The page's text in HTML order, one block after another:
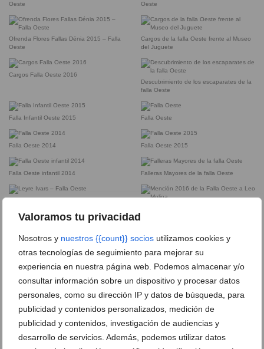
Valoramos tu privacidad
Nosotros y nuestros {{count}} socios utilizamos cookies y
otras tecnologías de seguimiento para mejorar su
experiencia en nuestra página web. Podemos almacenar y/o
consultar información sobre un dispositivo y procesar datos
personales, como su dirección IP y datos de búsqueda, para
publicidad y contenidos personalizados, medición de
publicidad y contenidos, investigación de audiencias y
desarrollo de servicios. Además, podemos utilizar datos
Oeste
Oeste
Ofrenda Flores Fallas Dénia 2015 – Falla
Oeste
Cargos de la falla Oeste frente al Museo
del Juguete
Cargos Falla Oeste 2016
Descubrimiento de los escaparates de la
falla Oeste
Falla Infantil Oeste 2015 Falla Oeste
Falla Oeste 2014 Falla Oeste 2015
Falla Oeste infantil 2014 Falleras Mayores de la falla Oeste
Presentación de los llibrets de la falla
Los cargos de la Oeste celebran su
Entrega de premios a la falla Oeste en
Monumento infantil de la falla Oeste de
Monumento de la falla Oeste de 2022 de